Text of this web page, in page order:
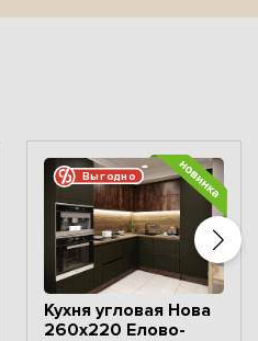
Выгодно
Кухня угловая Нова
260x220 Елово-